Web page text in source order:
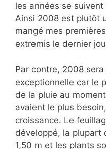
les années se
Ainsi 2008 est plutôt
mangé mes
extremis le dernier
Par contre, 2008
exceptionnelle car le
de la pluie au
avaient le plus
croissance. Le
développé, la plupart
1,50 m et les plants